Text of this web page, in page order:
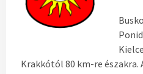
Krakkótól 80 km-re északra.